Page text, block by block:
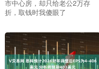
市中心房，却只给老公2万存
折，取钱时我傻眼了